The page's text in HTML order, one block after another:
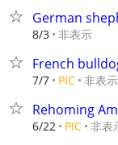
German
8/3 非表示
French
7/7 PIC 非表示
Rehoming
6/22 PIC 非表